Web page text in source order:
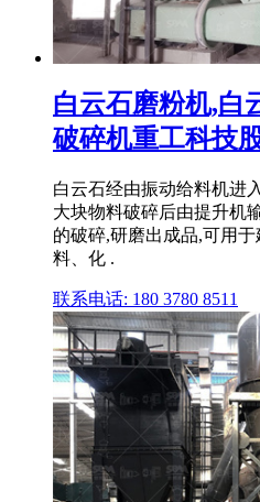
白云石磨粉机,白
破碎机重工科技
白云石经由振动给料机进
大块物料破碎后由提升机
的破碎,研磨出成品,可用
料、化 .
联系电话: 180 3780 8511